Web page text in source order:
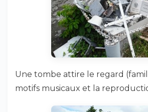
Une tombe attire le regard
motifs musicaux et la